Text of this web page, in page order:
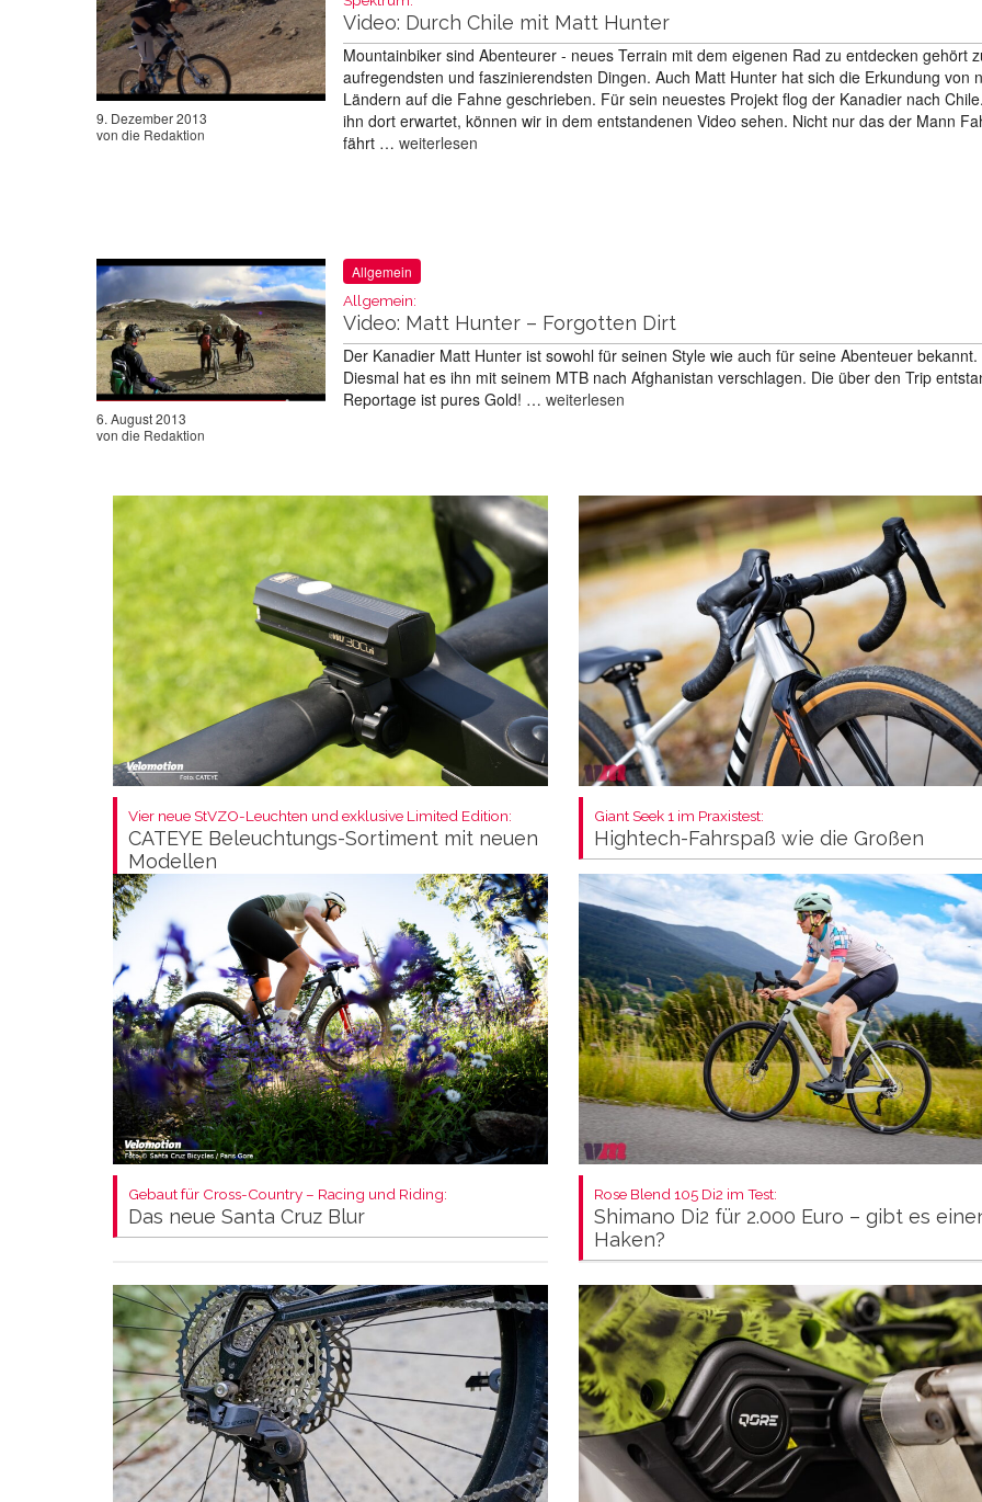
9. Dezember 2013
von die Redaktion
Video: Durch Chile mit Matt Hunter
Mountainbiker sind Abenteurer - neues Terrain mit dem eigenen Rad zu entdecken gehört
aufregendsten und faszinierendsten Dingen. Auch Matt Hunter hat sich die Erkundung von
Ländern auf die Fahne geschrieben. Für sein neuestes Projekt flog der Kanadier nach
ihn dort erwartet, können wir in dem entstandenen Video sehen. Nicht nur das der Mann
fährt … weiterlesen
6. August 2013
von die Redaktion
Allgemein
Allgemein:
Video: Matt Hunter – Forgotten Dirt
Der Kanadier Matt Hunter ist sowohl für seinen Style wie auch für seine Abenteuer bekannt.
Diesmal hat es ihn mit seinem MTB nach Afghanistan verschlagen. Die über den Trip
Reportage ist pures Gold! … weiterlesen
Vier neue StVZO-Leuchten und exklusive Limited Edition:
CATEYE Beleuchtungs-Sortiment mit neuen
Modellen
Giant Seek 1 im Praxistest:
Hightech-Fahrspaß wie die Großen
Gebaut für Cross-Country – Racing und Riding:
Das neue Santa Cruz Blur
Rose Blend 105 Di2 im Test:
Shimano Di2 für 2.000 Euro – gibt es
Haken?